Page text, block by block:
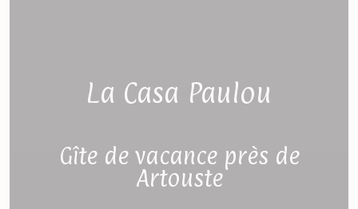
Gîte de vacance près de
Artouste
La Casa Paulou